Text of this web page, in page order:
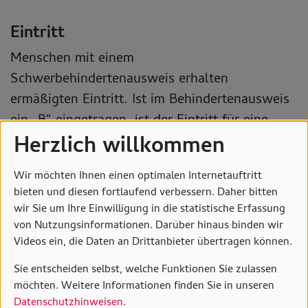
Eintritt
Menschen mit einem
Schwerbehindertenausweis erhalten
ermäßigten Eintritt. Ist im Behindertenausweis
ein „B“ eingetragen, ist der Eintritt für eine
Begleitperson frei.
Führungen
Menschen, die Lust auf Kunst haben, aber nicht
ins Museum kommen können, können an
unserenTelefonführungen »teilnehmen. Auch
Führungen mit Gebärdensprachdolmetschung
sind Teil unseres Programms.
Herzlich willkommen
Wir möchten Ihnen einen optimalen Internetauftritt
bieten und diesen fortlaufend verbessern. Daher bitten
wir Sie um Ihre Einwilligung in die statistische Erfassung
von Nutzungsinformationen. Darüber hinaus binden wir
Videos ein, die Daten an Drittanbieter übertragen können.
Sie entscheiden selbst, welche Funktionen Sie zulassen
möchten. Weitere Informationen finden Sie in unseren
Datenschutzhinweisen.